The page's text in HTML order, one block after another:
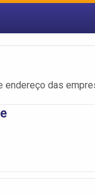
endereço das